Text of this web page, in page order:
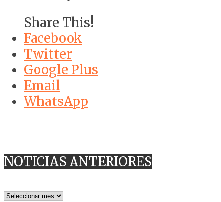
Share This!
Facebook
Twitter
Google Plus
Email
WhatsApp
NOTICIAS ANTERIORES
NOTICIAS